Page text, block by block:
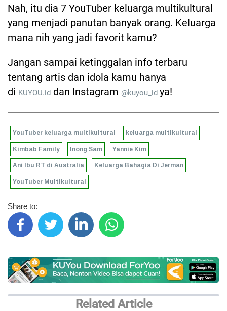
Nah, itu dia 7 YouTuber keluarga multikultural
yang menjadi panutan banyak orang. Keluarga
mana nih yang jadi favorit kamu?
Jangan sampai ketinggalan info terbaru
tentang artis dan idola kamu hanya
di KUYOU.id dan Instagram @kuyou_id ya!
YouTuber keluarga multikultural keluarga multikultural
Kimbab Family Inong Sam Yannie Kim
Ani Ibu RT di Australia Keluarga Bahagia Di Jerman
YouTuber Multikultural
Share to:
Related Article